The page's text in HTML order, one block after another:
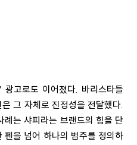
고로도 이어졌다. 바리스타들
그 자체로 진정성을 전달했다.
는 샤피라는 브랜드의 힘을 단
펜을 넘어 하나의 범주를 정의하